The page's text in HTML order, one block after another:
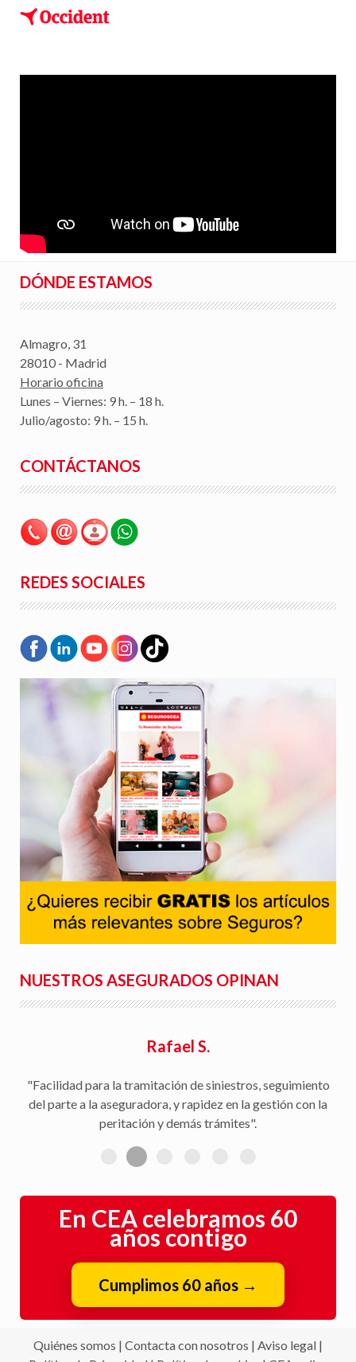
DÓNDE ESTAMOS
Almagro, 31
28010 - Madrid
Horario oficina
Lunes – Viernes: 9 h. – 18 h.
Julio/agosto: 9 h. – 15 h.
CONTÁCTANOS
REDES SOCIALES
NUESTROS ASEGURADOS OPINAN
Rafael S.
"Facilidad para la tramitación de siniestros, seguimiento
del parte a la aseguradora, y rapidez en la gestión con la
peritación y demás trámites".
En CEA celebramos 60
años contigo
Cumplimos 60 años →
Quiénes somos | Contacta con nosotros | Aviso legal |